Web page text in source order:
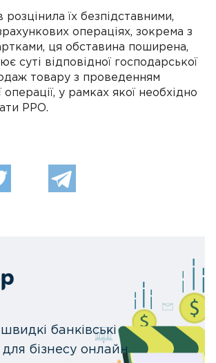
розцінила їх безпідставними,
операціях, зокрема з
ця обставина поширена,
суті відповідної господарської
товару з проведенням
операції, у рамках якої необхідно
РРО.
банківські
бізнесу онлайн